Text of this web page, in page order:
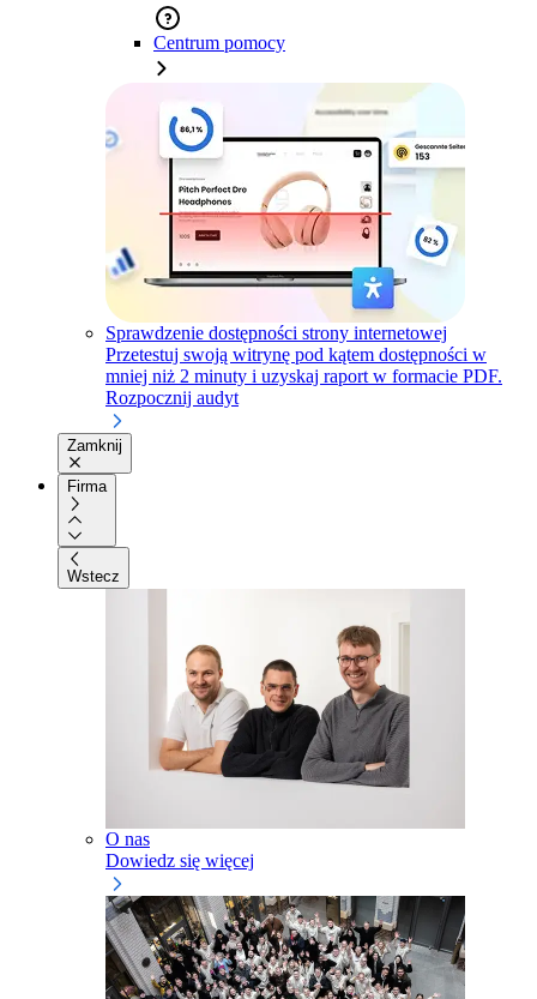
Centrum pomocy
Sprawdzenie dostępności strony internetowej
Przetestuj swoją witrynę pod kątem dostępności w
mniej niż 2 minuty i uzyskaj raport w formacie PDF.
Rozpocznij audyt
Zamknij
Firma
Wstecz
O nas
Dowiedz się więcej